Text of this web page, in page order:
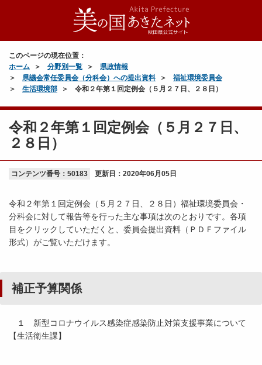
このページの現在位置：
ホーム
分野別一覧
県政情報
県議会常任委員会（分科会）への提出資料
福祉環境委員会
生活環境部
令和２年第１回定例会（５月２７日、２８日）
令和２年第１回定例会（５月２７日、
２８日）
コンテンツ番号：50183 更新日： 2020年06月05日
令和２年第１回定例会（５月２７日、２８日）福祉環境委員会・
分科会に対して報告等を行った主な事項は次のとおりです。各項
目をクリックしていただくと、委員会提出資料（ＰＤＦファイル
形式）がご覧いただけます。
補正予算関係
１ 新型コロナウイルス感染症感染防止対策支援事業について
【生活衛生課】